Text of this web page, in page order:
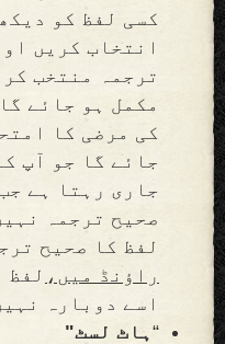
کسی لفظ کو
انتخاب کریں
مکمل ہو جائے
کی مرضی کا
جائے گا جو آپ
جاری رہتا ہے
صحیح ترجمہ
لفظ کا صحیح ترجمہ
راؤنڈ میں، لفظ
اسے دوبارہ
“ ہاٹ لسٹ"